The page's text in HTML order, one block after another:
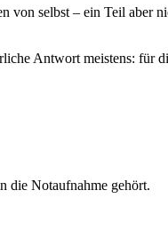
von selbst – ein Teil aber
Antwort meistens: für
die Notaufnahme gehört.